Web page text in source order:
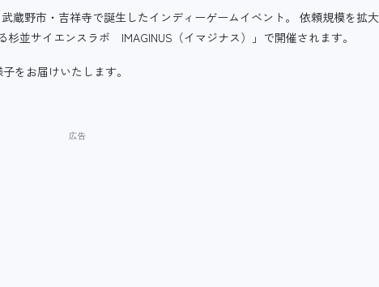
武蔵野市・吉祥寺で誕生したインディーゲームイベント。 依頼規模を拡大
杉並サイエンスラボ IMAGINUS（イマジナス）」で開催されます。
をお届けいたします。